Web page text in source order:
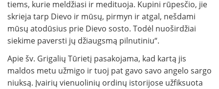
tiems, kurie meldžiasi ir medituoja. Kupini rūpesčio, jie
skrieja tarp Dievo ir mūsų, pirmyn ir atgal, nešdami
mūsų atodūsius prie Dievo sosto. Todėl nuoširdžiai
siekime paversti jų džiaugsmą pilnutiniu“.
Apie šv. Grigalių Tūrietį pasakojama, kad kartą jis
maldos metu užmigo ir tuoj pat gavo savo angelo sargo
niuksą. Įvairių vienuolinių ordinų istorijose užfiksuota